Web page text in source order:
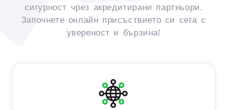
сигурност чрез акредитирани партньори.
Започнете онлайн присъствието си сега с
увереност и бързина!